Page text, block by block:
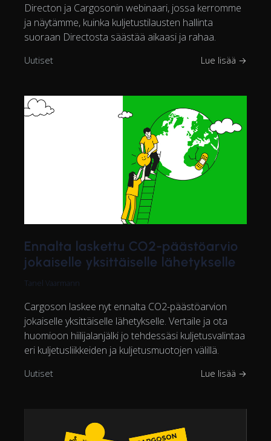
Directon ja Cargosonin webinaari, jossa kerromme
ja näytämme, kuinka kuljetustilausten hallinta
suoraan Directosta säästää aikaasi ja rahaa.
Uutiset Lue lisää →
Ennalta laskettu CO2-päästöarvio
jokaiselle yksittäiselle lähetykselle
Tanel Vaarmann
Cargoson laskee nyt ennalta CO2-päästöarvion
jokaiselle yksittäiselle lähetykselle. Vertaile ja ota
huomioon hiilijalanjälki jo tehdessäsi kuljetusvalintaa
eri kuljetusliikkeiden ja kuljetusmuotojen välillä.
Uutiset Lue lisää →